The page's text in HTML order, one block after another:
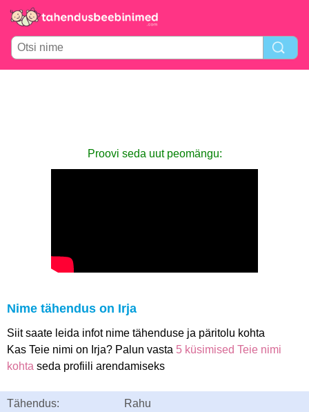
Proovi seda uut peomängu:
Nime tähendus on Irja
Siit saate leida infot nime tähenduse ja päritolu kohta
Kas Teie nimi on Irja? Palun vasta 5 küsimised Teie nimi
kohta seda profiili arendamiseks
Tähendus: Rahu